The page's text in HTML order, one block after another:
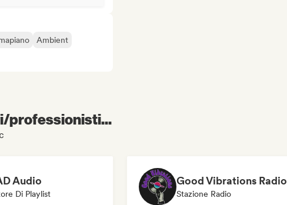
Ambient
professionisti...
Audio
Di Playlist
Good Vibrations Radio
Stazione Radio